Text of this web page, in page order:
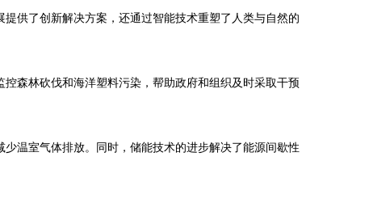
供了创新解决方案，还通过智能技术重塑了人类与自然的
森林砍伐和海洋塑料污染，帮助政府和组织及时采取干预
温室气体排放。同时，储能技术的进步解决了能源间歇性